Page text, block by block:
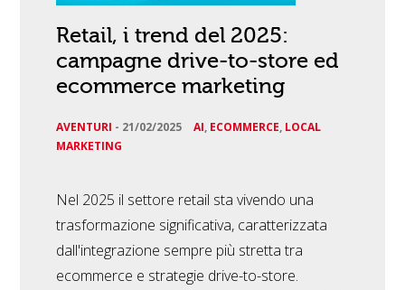
Retail, i trend del 2025:
campagne drive-to-store ed
ecommerce marketing
AVENTURI - 21/02/2025 AI, ECOMMERCE, LOCAL
MARKETING
Nel 2025 il settore retail sta vivendo una
trasformazione significativa, caratterizzata
dall'integrazione sempre più stretta tra
ecommerce e strategie drive-to-store.